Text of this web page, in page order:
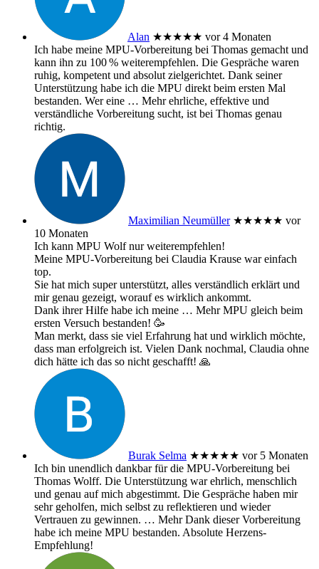
Alan ★★★★★ vor 4 Monaten
Ich habe meine MPU‑Vorbereitung bei Thomas gemacht und
kann ihn zu 100 % weiterempfehlen. Die Gespräche waren
ruhig, kompetent und absolut zielgerichtet. Dank seiner
Unterstützung habe ich die MPU direkt beim ersten Mal
bestanden. Wer eine … Mehrehrliche, effektive und
verständliche Vorbereitung sucht, ist bei Thomas genau
richtig.
Maximilian Neumüller ★★★★★ vor
10 Monaten
Ich kann MPU Wolf nur weiterempfehlen!
Meine MPU-Vorbereitung bei Claudia Krause war einfach
top.
Sie hat mich super unterstützt, alles verständlich erklärt und
mir genau gezeigt, worauf es wirklich ankommt.
Dank ihrer Hilfe habe ich meine … MehrMPU gleich beim
ersten Versuch bestanden! 🥳
Man merkt, dass sie viel Erfahrung hat und wirklich möchte,
dass man erfolgreich ist. Vielen Dank nochmal, Claudia ohne
dich hätte ich das so nicht geschafft! 🙏
Burak Selma ★★★★★ vor 5 Monaten
Ich bin unendlich dankbar für die MPU-Vorbereitung bei
Thomas Wolff. Die Unterstützung war ehrlich, menschlich
und genau auf mich abgestimmt. Die Gespräche haben mir
sehr geholfen, mich selbst zu reflektieren und wieder
Vertrauen zu gewinnen. … MehrDank dieser Vorbereitung
habe ich meine MPU bestanden. Absolute Herzens-
Empfehlung!